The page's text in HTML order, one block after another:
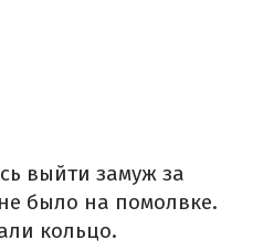
выйти замуж за
было на помолвке.
кольцо.